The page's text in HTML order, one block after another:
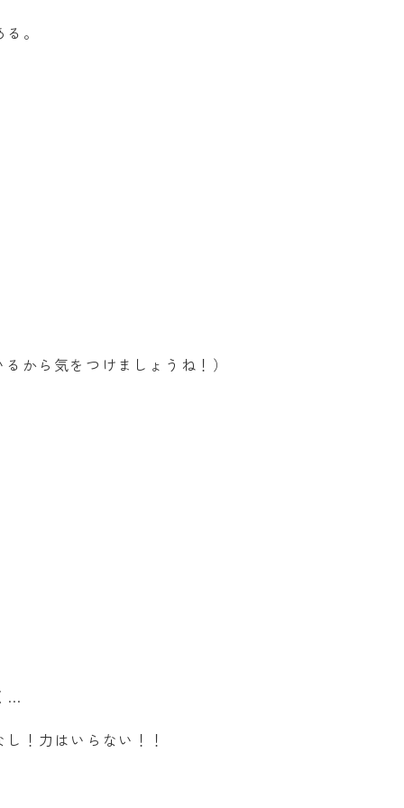
。
から気をつけましょうね！）
…
！力はいらない！！